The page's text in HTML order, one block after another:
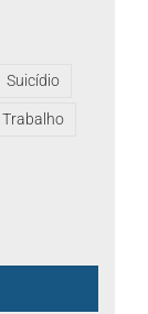
Suicídio
Trabalho